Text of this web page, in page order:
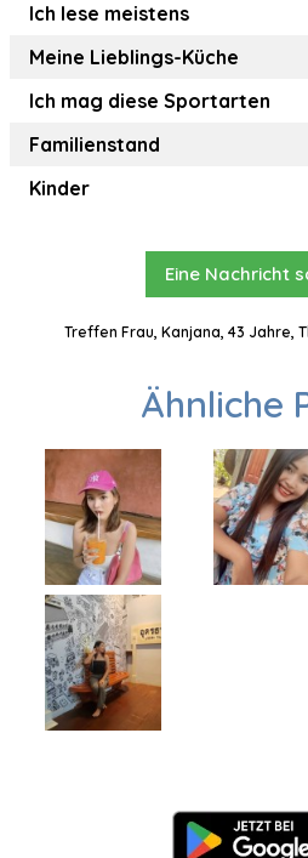
Ich lese meistens
Meine Lieblings-Küche
Ich mag diese Sportarten
Familienstand
Kinder
Eine Nachricht
Treffen Frau, Kanjana, 43 Jahre,
Ähnliche